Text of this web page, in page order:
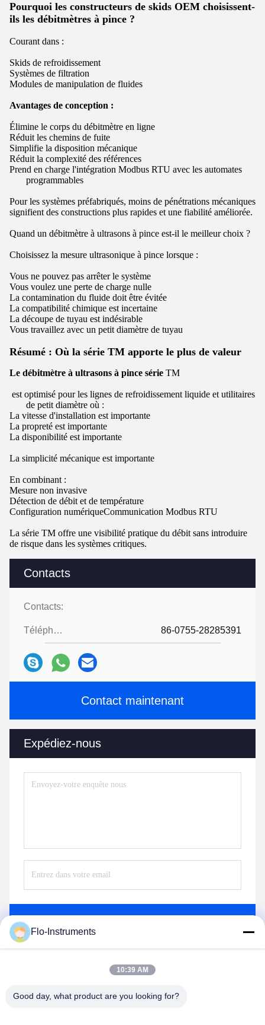
Contacts
Contacts:
Téléphone: 86-0755-28285391
Contact maintenant
Expédiez-nous
Pourquoi les constructeurs de skids OEM choisissent-
ils les débitmètres à pince ?
Courant dans :
Skids de refroidissement
Systèmes de filtration
Modules de manipulation de fluides
Avantages de conception :
Élimine le corps du débitmètre en ligne
Réduit les chemins de fuite
Simplifie la disposition mécanique
Réduit la complexité des références
Prend en charge l'intégration Modbus RTU avec les automates
programmables
Pour les systèmes préfabriqués, moins de pénétrations mécaniques
signifient des constructions plus rapides et une fiabilité améliorée.
Quand un débitmètre à ultrasons à pince est-il le meilleur choix ?
Choisissez la mesure ultrasonique à pince lorsque :
Vous ne pouvez pas arrêter le système
Vous voulez une perte de charge nulle
La contamination du fluide doit être évitée
La compatibilité chimique est incertaine
La découpe de tuyau est indésirable
Vous travaillez avec un petit diamètre de tuyau
Résumé : Où la série TM apporte le plus de valeur
Le débitmètre à ultrasons à pince série TM
est optimisé pour les lignes de refroidissement liquide et utilitaires
de petit diamètre où :
La vitesse d'installation est importante
La propreté est importante
La disponibilité est importante
La simplicité mécanique est importante
En combinant :
Mesure non invasive
Détection de débit et de température
Configuration numériqueCommunication Modbus RTU
La série TM offre une visibilité pratique du débit sans introduire
de risque dans les systèmes critiques.
Flo-Instruments
10:39 AM
Good day, what product are you looking for?